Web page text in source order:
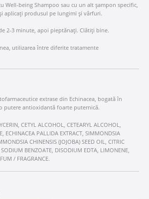
Well-being Shampoo sau cu un alt șampon specific,
aplicați produsul pe lungimi și vârfuri.
2-3 minute, apoi pieptănați. Clătiți bine.
utilizarea între diferite tratamente
extrase din Echinacea, bogată în
putere antioxidantă foarte puternică.
CETYL ALCOHOL, CETEARYL ALCOHOL,
ECHINACEA PALLIDA EXTRACT, SIMMONDSIA
CHINENSIS (JOJOBA) SEED OIL, CITRIC
BENZOATE, DISODIUM EDTA, LIMONENE,
/ FRAGRANCE.